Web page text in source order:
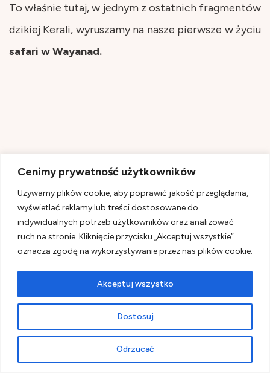
Cenimy prywatność użytkowników
Używamy plików cookie, aby poprawić jakość przeglądania,
wyświetlać reklamy lub treści dostosowane do
indywidualnych potrzeb użytkowników oraz analizować
ruch na stronie. Kliknięcie przycisku „Akceptuj wszystkie”
oznacza zgodę na wykorzystywanie przez nas plików cookie.
Dostosuj
Odrzucać
Akceptuj wszystko
To właśnie tutaj, w jednym z ostatnich fragmentów
dzikiej Kerali, wyruszamy na nasze pierwsze w życiu
safari w Wayanad.
Zimno, jest jeszcze przed świtem. Jeep podskakuje
na błotnistych drogach, a my wypatrujemy ruchu
między drzewami. I nagle – są.
Przechodzą spokojnie przez las, zupełnie
nieświadome naszej obecności. Wstrzymujemy